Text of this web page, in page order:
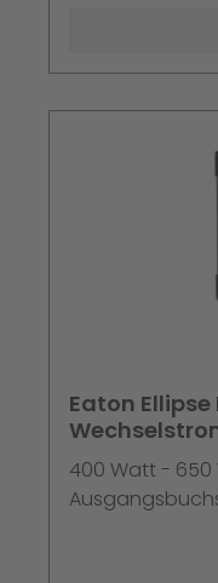
Eaton Ellipse
400 Watt - 650